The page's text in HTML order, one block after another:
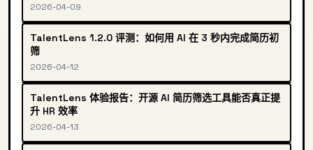
2026-04-09
TalentLens 1.2.0 评测：如何用 AI 在 3 秒内完成简历初
筛
2026-04-12
TalentLens 体验报告：开源 AI 简历筛选工具能否真正提
升 HR 效率
2026-04-13